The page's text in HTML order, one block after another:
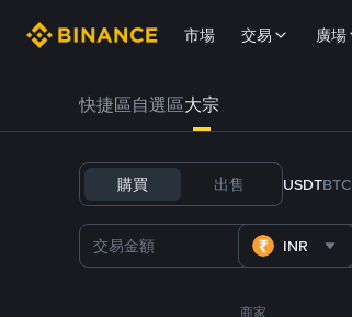
市場 交易 廣場
快捷區自選區大宗
購買 出售 USDTBTC
INR
商家